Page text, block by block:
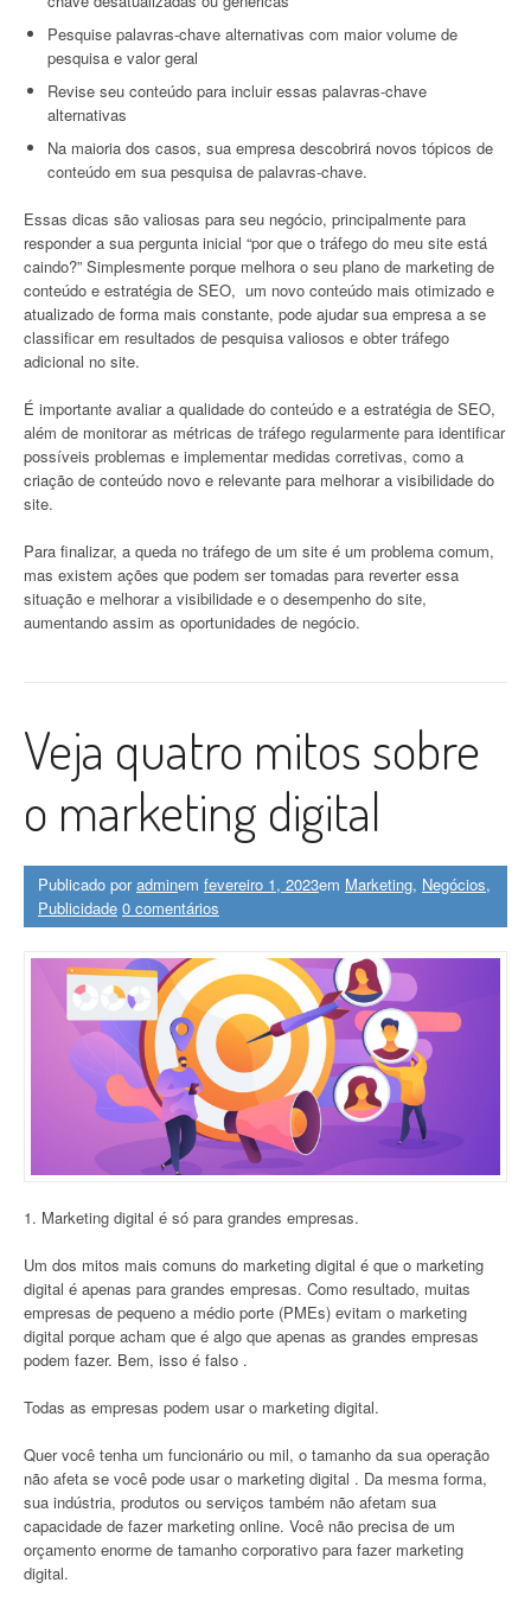
Pesquise palavras-chave alternativas com maior volume de
pesquisa e valor geral
Revise seu conteúdo para incluir essas palavras-chave
alternativas
Na maioria dos casos, sua empresa descobrirá novos tópicos de
conteúdo em sua pesquisa de palavras-chave.
Essas dicas são valiosas para seu negócio, principalmente para
responder a sua pergunta inicial “por que o tráfego do meu site está
caindo?” Simplesmente porque melhora o seu plano de marketing de
conteúdo e estratégia de SEO, um novo conteúdo mais otimizado e
atualizado de forma mais constante, pode ajudar sua empresa a se
classificar em resultados de pesquisa valiosos e obter tráfego
adicional no site.
É importante avaliar a qualidade do conteúdo e a estratégia de SEO,
além de monitorar as métricas de tráfego regularmente para identificar
possíveis problemas e implementar medidas corretivas, como a
criação de conteúdo novo e relevante para melhorar a visibilidade do
site.
Para finalizar, a queda no tráfego de um site é um problema comum,
mas existem ações que podem ser tomadas para reverter essa
situação e melhorar a visibilidade e o desempenho do site,
aumentando assim as oportunidades de negócio.
Veja quatro mitos sobre
o marketing digital
Publicado poradminem fevereiro 1, 2023em Marketing, Negócios,
Publicidade 0 comentários
1. Marketing digital é só para grandes empresas.
Um dos mitos mais comuns do marketing digital é que o marketing
digital é apenas para grandes empresas. Como resultado, muitas
empresas de pequeno a médio porte (PMEs) evitam o marketing
digital porque acham que é algo que apenas as grandes empresas
podem fazer. Bem, isso é falso .
Todas as empresas podem usar o marketing digital.
Quer você tenha um funcionário ou mil, o tamanho da sua operação
não afeta se você pode usar o marketing digital . Da mesma forma,
sua indústria, produtos ou serviços também não afetam sua
capacidade de fazer marketing online. Você não precisa de um
orçamento enorme de tamanho corporativo para fazer marketing
digital.